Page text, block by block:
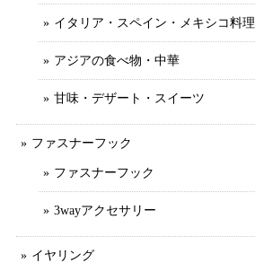
イタリア・スペイン・メキシコ料理
アジアの食べ物・中華
甘味・デザート・スイーツ
ファスナーフック
ファスナーフック
3wayアクセサリー
イヤリング